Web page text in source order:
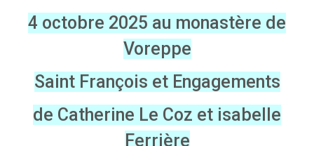
4 octobre 2025 au monastère de
Voreppe
Saint François et Engagements
de Catherine Le Coz et isabelle
Ferrière